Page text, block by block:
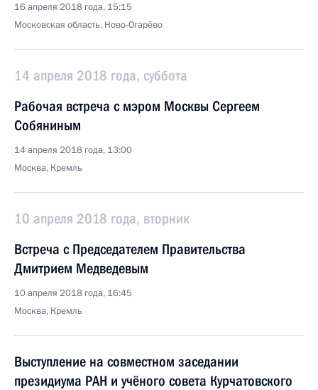
16 апреля 2018 года, 15:15
Московская область, Ново-Огарёво
14 апреля 2018 года, суббота
Рабочая встреча с мэром Москвы Сергеем
Собяниным
14 апреля 2018 года, 13:00
Москва, Кремль
10 апреля 2018 года, вторник
Встреча с Председателем Правительства
Дмитрием Медведевым
10 апреля 2018 года, 16:45
Москва, Кремль
Выступление на совместном заседании
президиума РАН и учёного совета Курчатовского